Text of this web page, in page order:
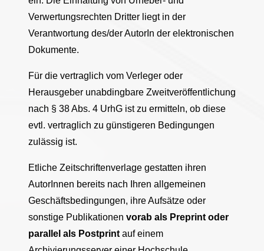
Verwertungsrechten Dritter liegt in der
Verantwortung des/der AutorIn der elektronischen
Dokumente.
Für die vertraglich vom Verleger oder
Herausgeber unabdingbare Zweitveröffentlichung
nach § 38 Abs. 4 UrhG ist zu ermitteln, ob diese
evtl. vertraglich zu günstigeren Bedingungen
zulässig ist.
Etliche Zeitschriftenverlage gestatten ihren
AutorInnen bereits nach Ihren allgemeinen
Geschäftsbedingungen, ihre Aufsätze oder
sonstige Publikationen vorab als Preprint oder
parallel als Postprint auf einem